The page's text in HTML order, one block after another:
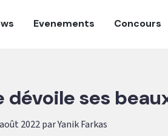
Evenements Concours
dévoile ses
2022 par Yanik Farkas